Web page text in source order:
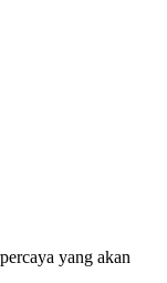
yang akan